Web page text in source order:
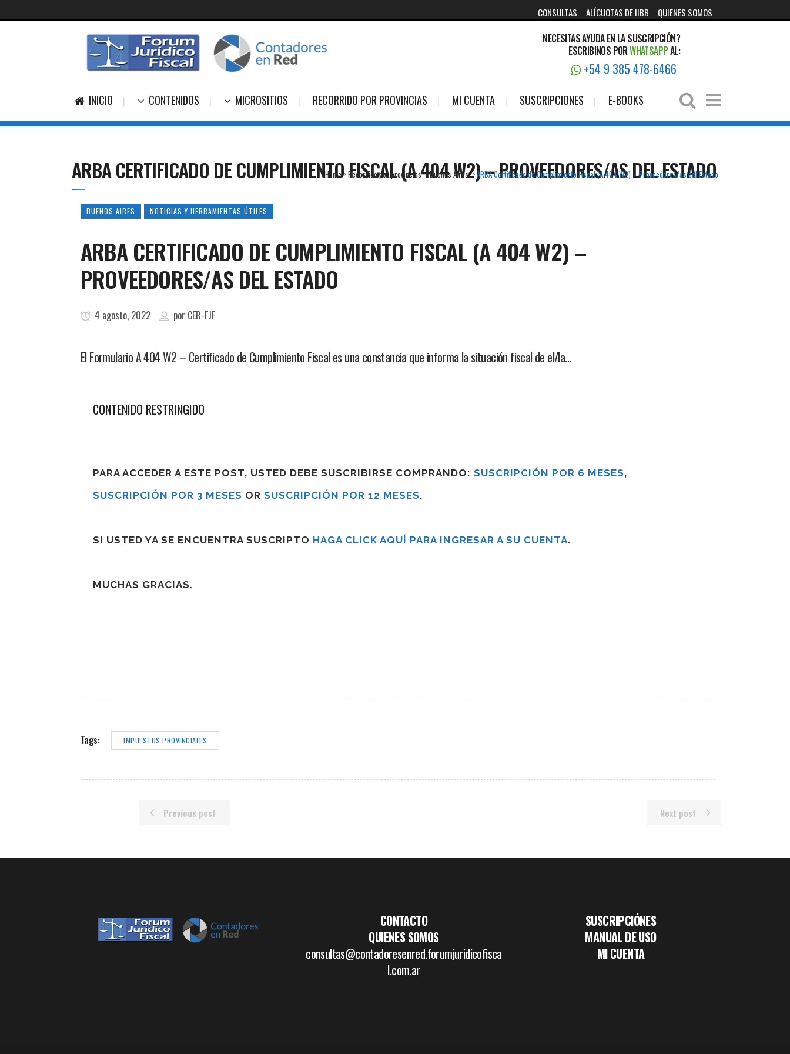
CONSULTAS ALÍCUOTAS DE IIBB QUIENES SOMOS
NECESITAS AYUDA EN LA SUSCRIPCIÓN?
ESCRIBINOS PORWHATSAPPAL:
+54 9 385 478-6466
INICIO CONTENIDOS MICROSITIOS RECORRIDO POR PROVINCIAS MI CUENTA SUSCRIPCIONES E-BOOKS
ARBA CERTIFICADO DE CUMPLIMIENTO FISCAL (A 404 W2) – PROVEEDORES/AS DEL ESTADO
Home>Recorrido por provincias>Buenos Aires>ARBA Certificado de Cumplimiento Fiscal (A 404 W2) – Proveedores/as del Estado
BUENOS AIRES NOTICIAS Y HERRAMIENTAS ÚTILES
ARBA CERTIFICADO DE CUMPLIMIENTO FISCAL (A 404 W2) –
PROVEEDORES/AS DEL ESTADO
4 agosto, 2022 por CER-FJF
El Formulario A 404 W2 – Certificado de Cumplimiento Fiscal es una constancia que informa la situación fiscal de el/la…
CONTENIDO RESTRINGIDO
PARA ACCEDER A ESTE POST, USTED DEBE SUSCRIBIRSE COMPRANDO: SUSCRIPCIÓN POR 6 MESES,
SUSCRIPCIÓN POR 3 MESES OR SUSCRIPCIÓN POR 12 MESES.
SI USTED YA SE ENCUENTRA SUSCRIPTO HAGA CLICK AQUÍ PARA INGRESAR A SU CUENTA.
MUCHAS GRACIAS.
Tags: IMPUESTOS PROVINCIALES
Previous post Next post
CONTACTO
QUIENES SOMOS
consultas@contadoresenred.forumjuridicofisca
l.com.ar
SUSCRIPCIÓNES
MANUAL DE USO
MI CUENTA